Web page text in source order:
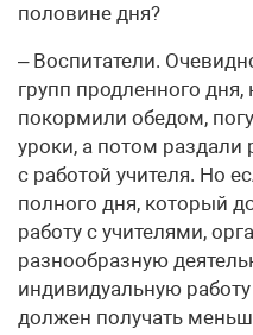
половине дня?
– Воспитатели.
групп продленного
покормили обедом,
уроки, а потом раздали
с работой учителя. Но
полного дня, который
работу с учителями,
разнообразную
индивидуальную
должен получать